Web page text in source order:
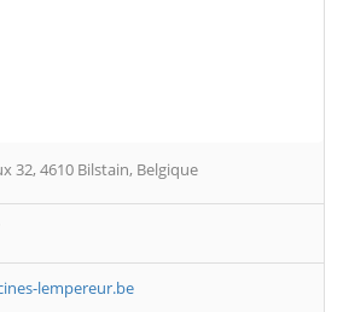
32, 4610 Bilstain, Belgique
lempereur.be